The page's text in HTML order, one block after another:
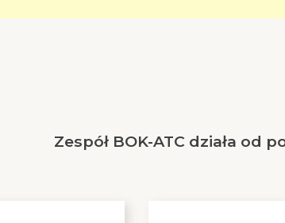
Zespół BOK-ATC działa od